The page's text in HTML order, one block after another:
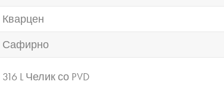
Кварцен
Сафирно
316 L Челик со PVD